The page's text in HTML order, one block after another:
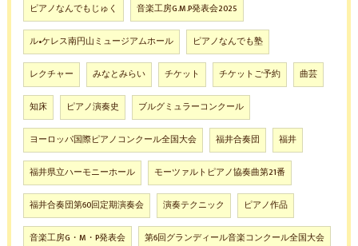
ピアノなんでもじゅく 音楽工房G.M.P発表会2025
ル•ケレス南円山ミュージアムホール ピアノなんでも塾
レクチャー みなとみらい チケット チケットご予約 曲芸
知床 ピアノ演奏史 ブルグミュラーコンクール
ヨーロッパ国際ピアノコンクール全国大会 福井合奏団 福井
福井県立ハーモニーホール モーツァルトピアノ協奏曲第21番
福井合奏団第60回定期演奏会 演奏テクニック ピアノ作品
音楽工房G・M・P発表会 第6回グランディール音楽コンクール全国大会